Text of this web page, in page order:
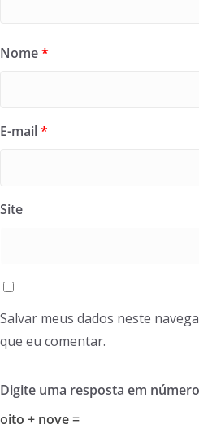
Nome*
E-mail*
Site
Salvar meus dados neste
que eu comentar.
Digite uma resposta em
oito + nove =